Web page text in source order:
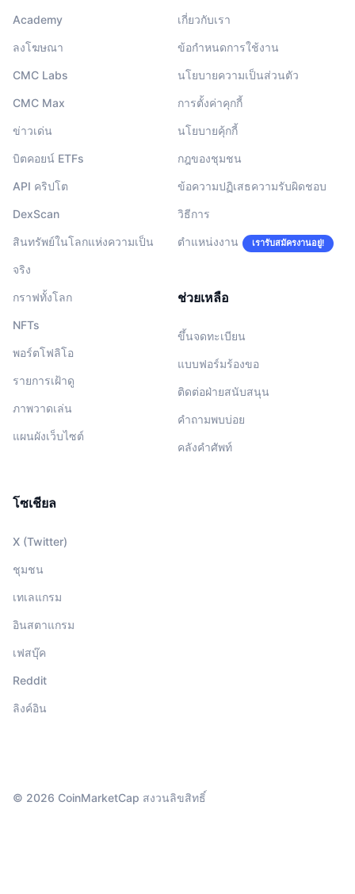
Academy
ลงโฆษณา
CMC Labs
CMC Max
ข่าวเด่น
บิตคอยน์ ETFs
API คริปโต
DexScan
สินทรัพย์ในโลกแห่งความเป็น
จริง
กราฟทั้งโลก
NFTs
พอร์ตโฟลิโอ
รายการเฝ้าดู
ภาพวาดเล่น
แผนผังเว็บไซต์
เกี่ยวกับเรา
ข้อกำหนดการใช้งาน
นโยบายความเป็นส่วนตัว
การตั้งค่าคุกกี้
นโยบายคุ้กกี้
กฎของชุมชน
ข้อความปฏิเสธความรับผิดชอบ
วิธีการ
ตำแหน่งงาน เรารับสมัครงานอยู่!
ช่วยเหลือ
ขึ้นจดทะเบียน
แบบฟอร์มร้องขอ
ติดต่อฝ่ายสนับสนุน
คำถามพบบ่อย
คลังคำศัพท์
โซเชียล
X (Twitter)
ชุมชน
เทเลแกรม
อินสตาแกรม
เฟสบุ๊ค
Reddit
ลิงค์อิน
© 2026 CoinMarketCap สงวนลิขสิทธิ์